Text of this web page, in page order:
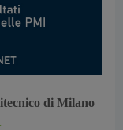
di Milano